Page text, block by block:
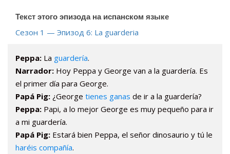
Текст этого эпизода на испанском языке
Сезон 1 — Эпизод 6: La guarderia
Peppa: La guardería.
Narrador: Hoy Peppa y George van a la guardería. Es
el primer día para George.
Papá Pig: ¿George tienes ganas de ir a la guardería?
Peppa: Papi, a lo mejor George es muy pequeño para ir
a mi guardería.
Papá Pig: Estará bien Peppa, el señor dinosaurio y tú le
haréis compañía.